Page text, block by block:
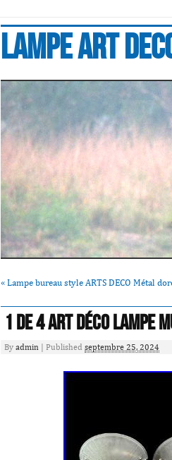
Lampe art
« Lampe bureau style ARTS DECO Métal
1 De 4 Art Déco Lampe
By admin Published septembre 25, 2024